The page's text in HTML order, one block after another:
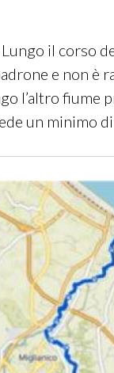
il corso
e non è
l’altro
un minimo